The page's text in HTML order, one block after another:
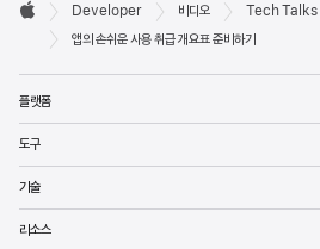
바닥글

Apple
Developer 비디오
Tech Talks
앱의 손쉬운 사용 취급 개요표 준비하기
플랫폼
도구
기술
리소스